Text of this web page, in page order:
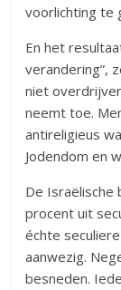
voorlichting te
En het
verandering”,
niet
neemt toe.
antireligieus
Jodendom en
De Israëlische
procent uit
échte
aanwezig.
besneden.